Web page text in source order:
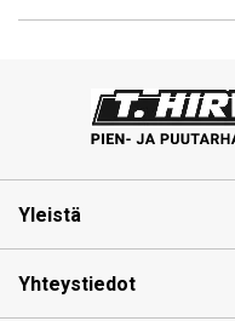
Yleistä
Yhteystiedot